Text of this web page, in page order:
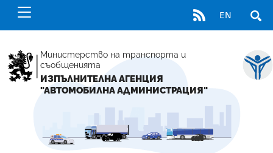
RSS EN
Министерство на транспорта и
съобщенията
ИЗПЪЛНИТЕЛНА АГЕНЦИЯ
"АВТОМОБИЛНА АДМИНИСТРАЦИЯ"